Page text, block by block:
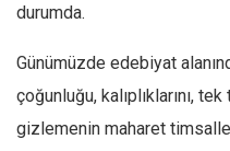
Barış Tarımcıoğlu
Hasanali Yıldırım
durumda.
Günümüzde edebiyat
çoğunluğu, kalıplıklarını, tek
gizlemenin maharet